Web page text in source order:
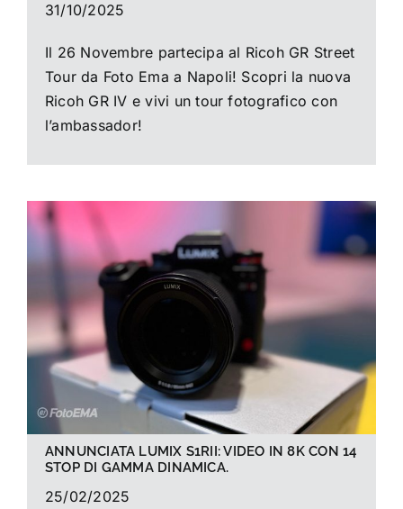
31/10/2025
Il 26 Novembre partecipa al Ricoh GR Street
Tour da Foto Ema a Napoli! Scopri la nuova
Ricoh GR IV e vivi un tour fotografico con
l’ambassador!
ANNUNCIATA LUMIX S1RII: VIDEO IN 8K CON 14
STOP DI GAMMA DINAMICA.
25/02/2025